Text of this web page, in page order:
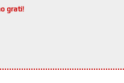
grati!